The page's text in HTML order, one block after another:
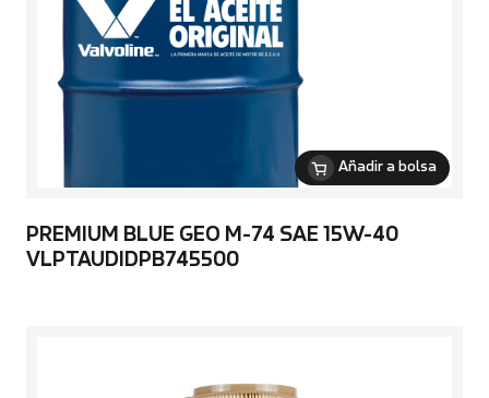
Añadir a bolsa
PREMIUM BLUE GEO M-74 SAE 15W-40
VLPTAUDIDPB745500